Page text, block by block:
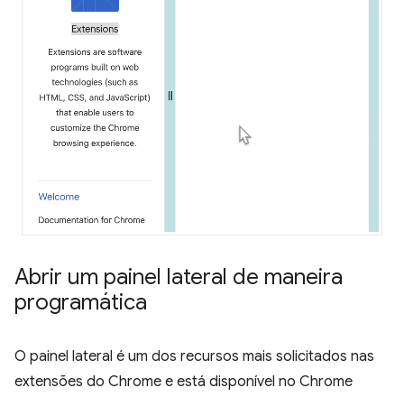
Abrir um painel lateral de maneira
programática
O painel lateral é um dos recursos mais solicitados nas
extensões do Chrome e está disponível no Chrome